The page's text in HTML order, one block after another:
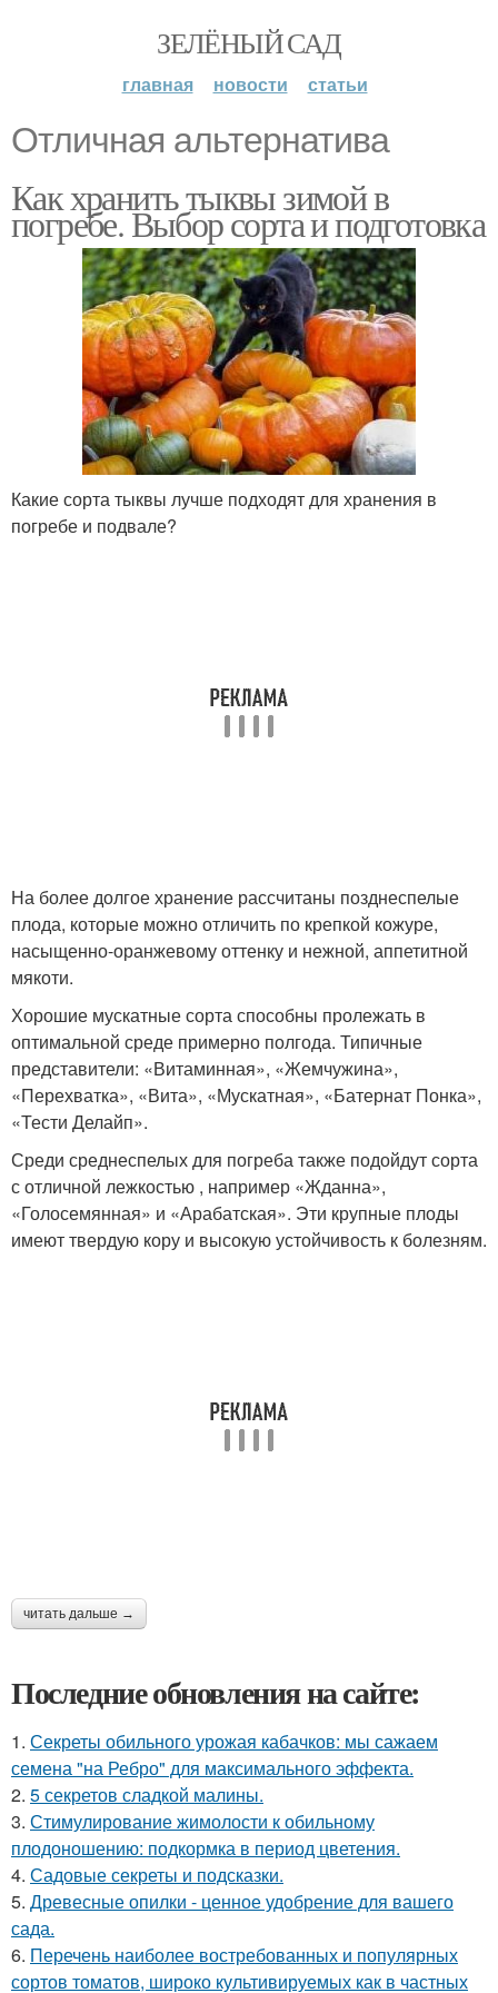
ЗЕЛЁНЫЙ САД
главная новости статьи
Отличная альтернатива
Как хранить тыквы зимой в
погребе. Выбор сорта и подготовка
Какие сорта тыквы лучше подходят для хранения в
погребе и подвале?
На более долгое хранение рассчитаны позднеспелые
плода, которые можно отличить по крепкой кожуре,
насыщенно-оранжевому оттенку и нежной, аппетитной
мякоти.
Хорошие мускатные сорта способны пролежать в
оптимальной среде примерно полгода. Типичные
представители: «Витаминная», «Жемчужина»,
«Перехватка», «Вита», «Мускатная», «Батернат Понка»,
«Тести Делайп».
Среди среднеспелых для погреба также подойдут сорта
с отличной лежкостью , например «Жданна»,
«Голосемянная» и «Арабатская». Эти крупные плоды
имеют твердую кору и высокую устойчивость к болезням.
читать дальше →
Последние обновления на сайте:
1. Секреты обильного урожая кабачков: мы сажаем
семена "на Ребро" для максимального эффекта.
2. 5 секретов сладкой малины.
3. Стимулирование жимолости к обильному
плодоношению: подкормка в период цветения.
4. Садовые секреты и подсказки.
5. Древесные опилки - ценное удобрение для вашего
сада.
6. Перечень наиболее востребованных и популярных
сортов томатов, широко культивируемых как в частных